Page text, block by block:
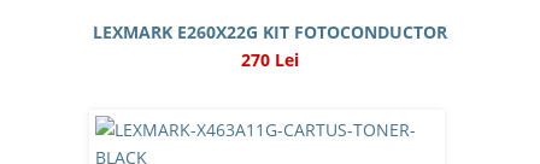
LEXMARK E260X22G KIT FOTOCONDUCTOR
270 Lei